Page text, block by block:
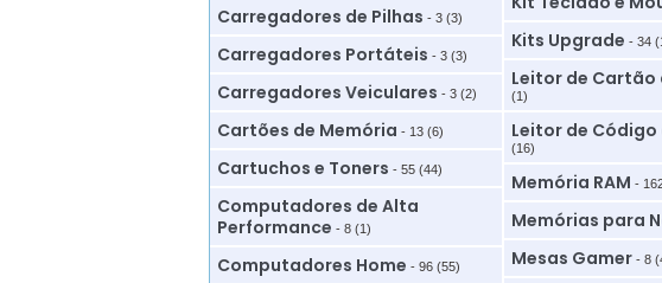
Carregadores de Pilhas - 3 (3)
Carregadores Portáteis - 3 (3)
Carregadores Veiculares - 3 (2)
Cartões de Memória - 13 (6)
Cartuchos e Toners - 55 (44)
Computadores de Alta
Performance - 8 (1)
Computadores Home - 96 (55)
Kits Upgrade - 34
Leitor de Cartão
(1)
Leitor de Código
(16)
Memória RAM -
Memórias para
Mesas Gamer- 8